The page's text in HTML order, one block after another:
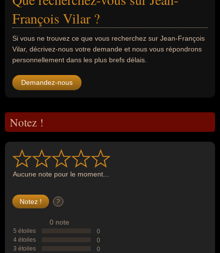
François Vilar ?
Si vous ne trouvez ce que vous recherchez sur Jean-François
Vilar, décrivez-nous votre demande et nous vous répondrons
personnellement dans les plus brefs délais.
Demandez-nous
Notez !
Aucune note pour le moment...
?
0 note
5 étoiles
0
4 étoiles
0
3 étoiles
0